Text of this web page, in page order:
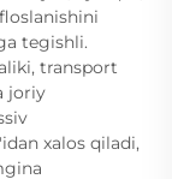
tegishli.
transport
joriy
xalos qiladi,